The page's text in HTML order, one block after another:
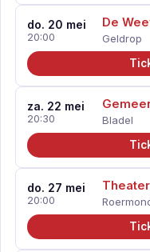
do. 20 mei
20:00
De
Geldrop
za. 22 mei
20:30
Bladel
do. 27 mei
20:00